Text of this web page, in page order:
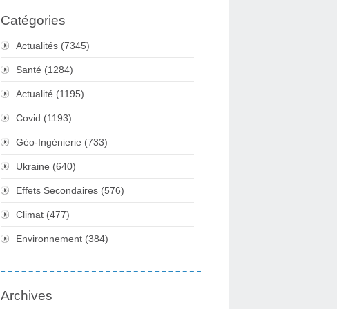
Catégories
Actualités (7345)
Santé (1284)
Actualité (1195)
Covid (1193)
Géo-Ingénierie (733)
Ukraine (640)
Effets Secondaires (576)
Climat (477)
Environnement (384)
Archives